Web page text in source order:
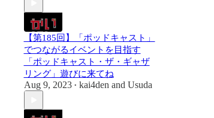
【第185回】「ポッドキャスト」
でつながるイベントを目指す
「ポッドキャスト・ザ・ギャザ
リング」遊びに来てね
Aug 9, 2023 • kai4den and Usuda